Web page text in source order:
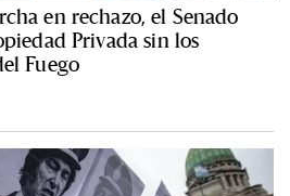
en rechazo, el Senado
Privada sin los
Fuego